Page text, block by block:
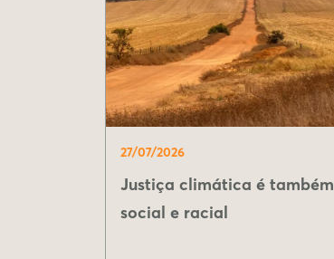
27/07/2026
Justiça climática é também
social e racial